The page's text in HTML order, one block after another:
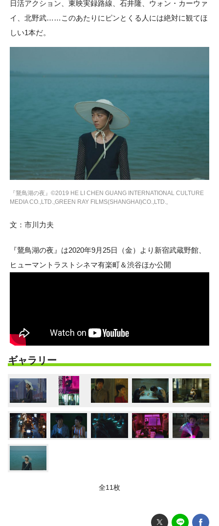
日活アクション、東映実録路線、石井隆、ウォン・カーウァ
イ、北野武……このあたりにピンとくる人には絶対に観てほ
しい1本だ。
『鵞鳥湖の夜』©2019 HE LI CHEN GUANG INTERNATIONAL CULTURE
MEDIA CO.,LTD.,GREEN RAY FILMS(SHANGHAI)CO.,LTD.,
文：市川力夫
『鵞鳥湖の夜』は2020年9月25日（金）より新宿武蔵野館、
ヒューマントラストシネマ有楽町＆渋谷ほか公開
ギャラリー
全11枚